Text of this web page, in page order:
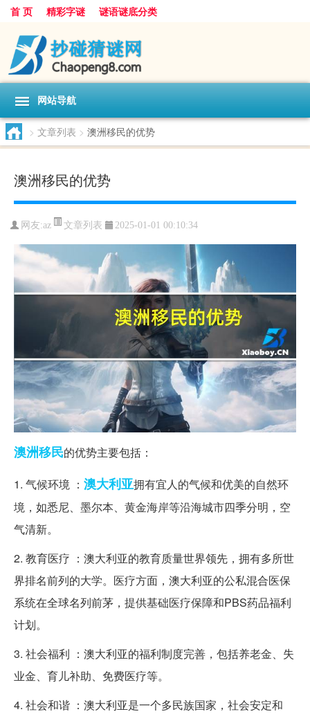
首 页 精彩字谜 谜语谜底分类
网站导航
> 文章列表 > 澳洲移民的优势
澳洲移民的优势
网友:az 文章列表 2025-01-01 00:10:34
澳洲移民的优势主要包括：
1. 气候环境 ： 澳大利亚拥有宜人的气候和优美的自然环
境，如悉尼、墨尔本、黄金海岸等沿海城市四季分明，空
气清新。
2. 教育医疗 ：澳大利亚的教育质量世界领先，拥有多所世
界排名前列的大学。医疗方面，澳大利亚的公私混合医保
系统在全球名列前茅，提供基础医疗保障和PBS药品福利
计划。
3. 社会福利 ：澳大利亚的福利制度完善，包括养老金、失
业金、育儿补助、免费医疗等。
4. 社会和谐 ：澳大利亚是一个多民族国家，社会安定和